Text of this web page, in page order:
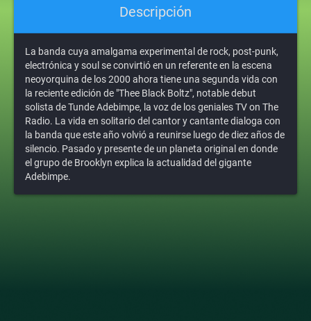
Descripción
La banda cuya amalgama experimental de rock, post-punk,
electrónica y soul se convirtió en un referente en la escena
neoyorquina de los 2000 ahora tiene una segunda vida con
la reciente edición de "Thee Black Boltz", notable debut
solista de Tunde Adebimpe, la voz de los geniales TV on The
Radio. La vida en solitario del cantor y cantante dialoga con
la banda que este año volvió a reunirse luego de diez años de
silencio. Pasado y presente de un planeta original en donde
el grupo de Brooklyn explica la actualidad del gigante
Adebimpe.